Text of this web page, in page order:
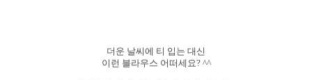
더운 날씨에 티 입는 대신
이런 블라우스 어떠세요? ^^